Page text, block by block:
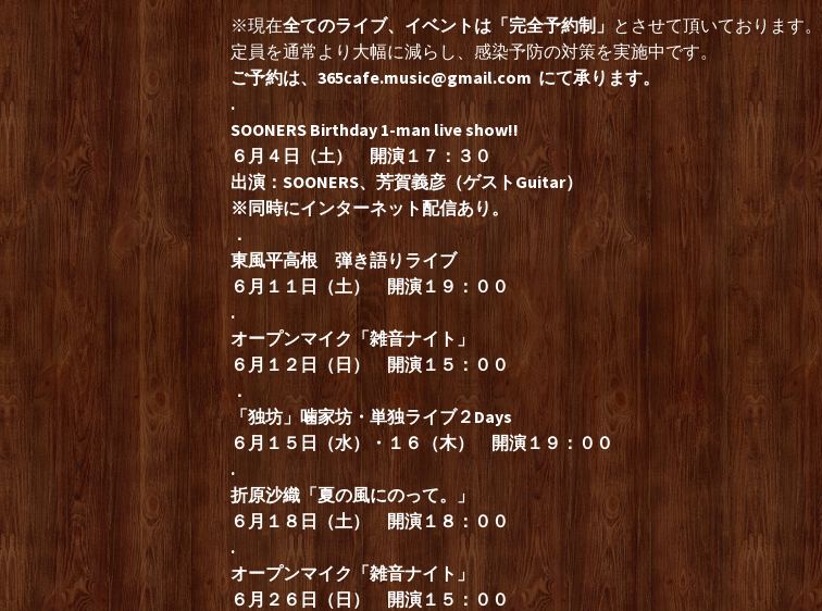
※現在全てのライブ、イベントは「完全予約制」 とさせて頂いております。
定員を通常より大幅に減らし、感染予防の対策を実施中です。
ご予約は、 365cafe.music@gmail.comにて承ります。
.
SOONERS Birthday 1-man live show!!
６月４日（土） 開演１７：３０
出演：SOONERS、芳賀義彦（ゲストGuitar）
※同時にインターネット配信あり。
．
東風平高根 弾き語りライブ
６月１１日（土） 開演１９：００
.
オープンマイク「雑音ナイト」
６月１２日（日） 開演１５：００
．
「独坊」噛家坊・単独ライブ２Days
６月１５日（水）・１６（木） 開演１９：００
.
折原沙織「夏の風にのって。」
６月１８日（土） 開演１８：００
.
オープンマイク「雑音ナイト」
６月２６日（日） 開演１５：００